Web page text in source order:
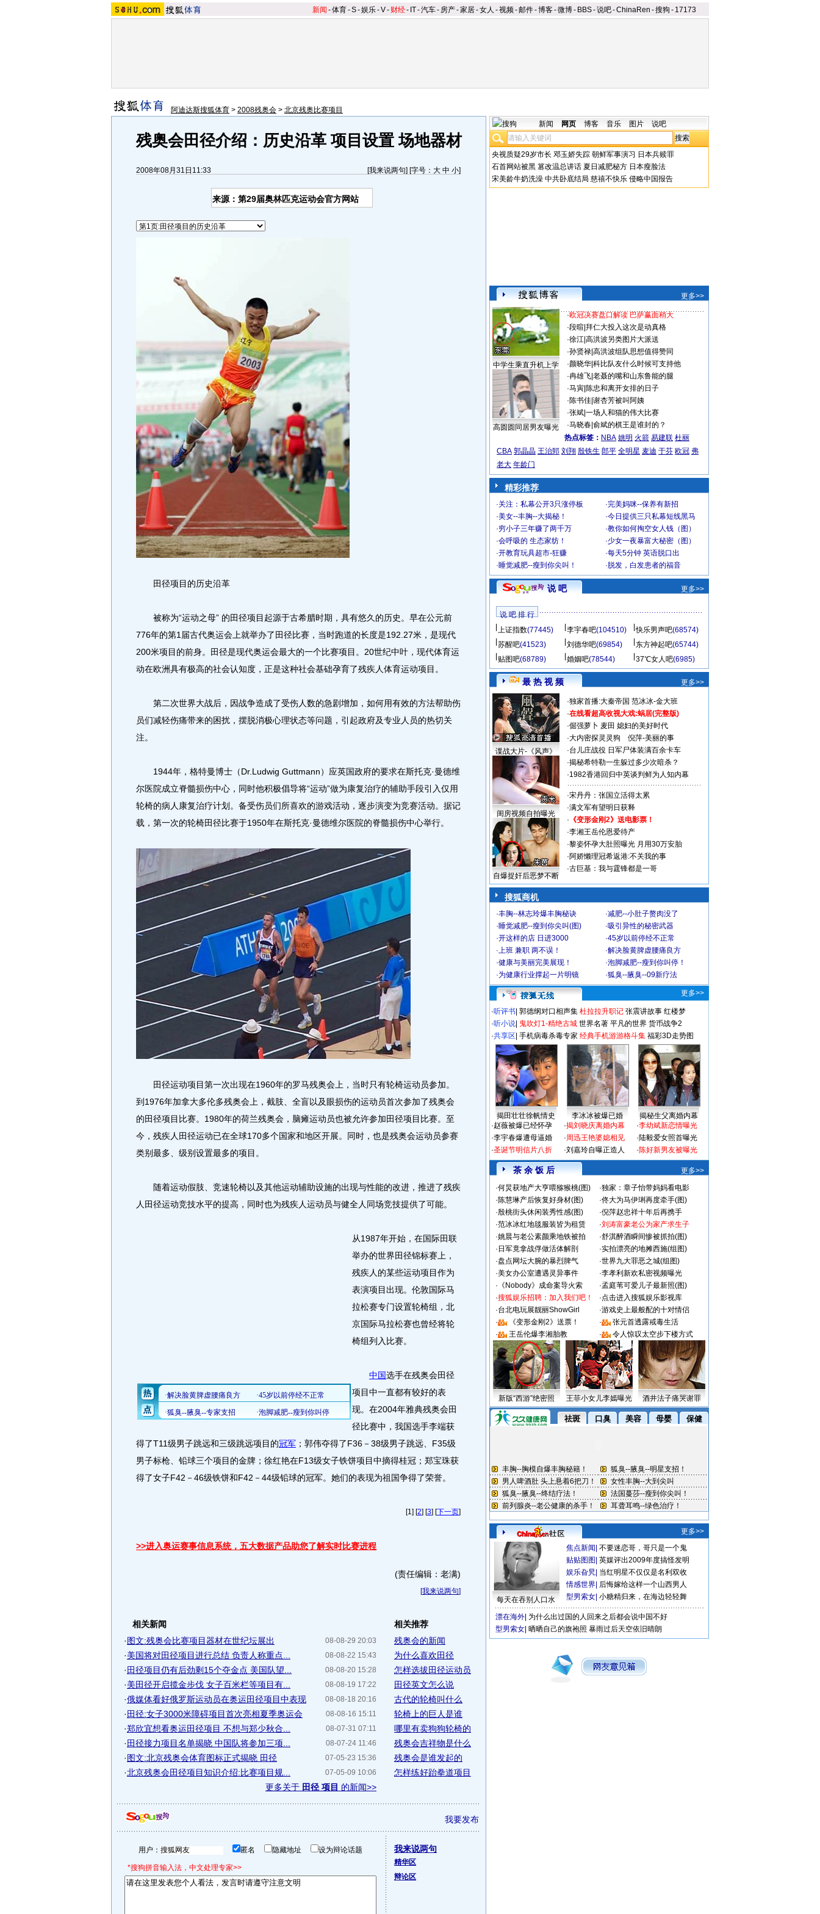
新闻 -体育-S-娱乐-V- 财经- IT-汽车- 房产-家居-女人 -视频-邮件-博客-微博- BBS-说吧-ChinaRen -搜狗 - 17173
阿迪达斯搜狐体育 > 2008残奥会 > 北京残奥比赛项目
残奥会田径介绍：历史沿革 项目设置 场地器材
2008年08月31日11:33 [我来说两句] [字号： 大 中 小]
来源：第29届奥林匹克运动会官方网站
田径项目的历史沿革
被称为“运动之母” 的田径项目起源于古希腊时期，具有悠久的历史。早在公元前
776年的第1届古代奥运会上就举办了田径比赛，当时跑道的长度是192.27米，是现代
200米项目的前身。田径是现代奥运会最大的一个比赛项目。20世纪中叶，现代体育运
动在欧洲具有极高的社会认知度，正是这种社会基础孕育了残疾人体育运动项目。
第二次世界大战后，因战争造成了受伤人数的急剧增加，如何用有效的方法帮助伤
员们减轻伤痛带来的困扰，摆脱消极心理状态等问题，引起政府及专业人员的热切关
注。
1944年，格特曼博士（Dr.Ludwig Guttmann）应英国政府的要求在斯托克·曼德维
尔医院成立脊髓损伤中心，同时他积极倡导将“运动”做为康复治疗的辅助手段引入仅用
轮椅的病人康复治疗计划。备受伤员们所喜欢的游戏活动，逐步演变为竞赛活动。据记
载，第一次的轮椅田径比赛于1950年在斯托克·曼德维尔医院的脊髓损伤中心举行。
田径运动项目第一次出现在1960年的罗马残奥会上，当时只有轮椅运动员参加。
到1976年加拿大多伦多残奥会上，截肢、全盲以及眼损伤的运动员首次参加了残奥会
的田径项目比赛。1980年的荷兰残奥会，脑瘫运动员也被允许参加田径项目比赛。至
今，残疾人田径运动已在全球170多个国家和地区开展。同时，也是残奥会运动员参赛
类别最多、级别设置最多的项目。
随着运动假肢、竞速轮椅以及其他运动辅助设施的出现与性能的改进，推进了残疾
人田径运动竞技水平的提高，同时也为残疾人运动员与健全人同场竞技提供了可能。
从1987年开始，在国际田联
举办的世界田径锦标赛上，
残疾人的某些运动项目作为
表演项目出现。伦敦国际马
拉松赛专门设置轮椅组，北
京国际马拉松赛也曾经将轮
椅组列入比赛。
中国选手在残奥会田径
项目中一直都有较好的表
现。在2004年雅典残奥会田
径比赛中，我国选手李端获
得了T11级男子跳远和三级跳远项目的冠军 ；郭伟夺得了F36－38级男子跳远、F35级
男子标枪、铅球三个项目的金牌；徐红艳在F13级女子铁饼项目中摘得桂冠；郑宝珠获
得了女子F42－46级铁饼和F42－44级铅球的冠军。她们的表现为祖国争得了荣誉。
[1] [2] [3] [下一页]
>>进入奥运赛事信息系统，五大数据产品助您了解实时比赛进程
(责任编辑：老满)
[我来说两句]
相关新闻
08-08-29 20:03
·图文:残奥会比赛项目器材在世纪坛展出
08-08-22 15:43
·美国将对田径项目进行总结 负责人称重点...
08-08-20 15:28
· 田径项目仍有后劲剩15个夺金点 美国队望...
08-08-19 17:22
·美田径开启揽金步伐 女子百米栏等项目有...
08-08-18 20:16
·俄媒体看好俄罗斯运动员在奥运田径项目中表现
08-08-16 15:11
· 田径:女子3000米障碍项目首次亮相夏季奥运会
08-07-31 07:11
·郑欣宜想看奥运田径项目 不想与郑少秋合...
08-07-24 11:46
· 田径接力项目名单揭晓 中国队将参加三项...
07-05-23 15:36
·图文:北京残奥会体育图标正式揭晓 田径
07-05-09 10:06
·北京残奥会田径项目知识介绍:比赛项目规...
更多关于 田径 项目 的新闻>>
相关推荐
残奥会的新闻
为什么喜欢田径
怎样选拔田径运动员
田径英文怎么说
古代的轮椅叫什么
轮椅上的巨人是谁
哪里有卖狗狗轮椅的
残奥会吉祥物是什么
残奥会是谁发起的
怎样练好跆拳道项目
我要发布
用户： 匿名 隐藏地址 设为辩论话题
*搜狗拼音输入法，中文处理专家>>
我来说两句
精华区
辩论区
新闻 网页 博客 音乐 图片 说吧
央视质疑29岁市长 邓玉娇失踪 朝鲜军事演习 日本兵赎罪
石首网站被黑 篡改温总讲话 夏日减肥秘方 日本瘦脸法
宋美龄牛奶洗澡 中共卧底结局 慈禧不快乐 侵略中国报告
更多>>
中学生乘直升机上学
高圆圆同居男友曝光
·欧冠决赛盘口解读 巴萨赢面稍大
·段暄 拜仁大投入这次是动真格
·徐江| 高洪波另类图片大派送
·孙贤禄| 高洪波组队思想值得赞同
·颜晓华| 科比队友什么时候可支持他
·冉雄飞| 老聂的嘴和山东鲁能的腿
·马寅| 陈忠和离开女排的日子
·陈书佳| 谢杏芳被叫阿姨
·张斌| 一场人和猫的伟大比赛
·马晓春| 俞斌的棋王是谁封的？
热点标签： NBA 姚明 火箭 易建联 杜丽
CBA 郭晶晶 王治郅 刘翔 殷铁生 郎平 全明星 麦迪 于芬 欧冠 弗
老大 年龄门
精彩推荐
·关注：私幕公开3只涨停板 ·完美妈咪--保养有新招
·美女--丰胸--大揭秘！ ·今日提供三只私幕短线黑马
·穷小子三年赚了两千万 ·教你如何掏空女人钱（图）
·会呼吸的 生态家纺！ ·少女一夜暴富大秘密（图）
·开教育玩具超市-狂赚 ·每天5分钟 英语脱口出
·睡觉减肥--瘦到你尖叫！ · 脱发，白发患者的福音
说 吧 更多>>
说 吧 排 行
上证指数(77445) 李宇春吧(104510) 快乐男声吧(68574)
苏醒吧(41523) 刘德华吧(69854) 东方神起吧(65744)
贴图吧(68789) 婚姻吧(78544) 37℃女人吧(6985)
最 热 视 频 更多>>
谍战大片-《风声》
闺房视频自拍曝光
自爆捉奸后恶梦不断
·独家首播:大秦帝国 范冰冰-金大班
·在线看超高收视大戏:蜗居(完整版)
·倔强萝卜 麦田 媳妇的美好时代
·大内密探灵灵狗
倪萍-美丽的事
·台儿庄战役 日军尸体装满百余卡车
·揭秘希特勒一生躲过多少次暗杀？
·1982香港回归中英谈判鲜为人知内幕
·宋丹丹：张国立活得太累
·满文军有望明日获释
· 《变形金刚2》送电影票！
·李湘王岳伦恩爱待产
·黎姿怀孕大肚照曝光 月用30万安胎
·阿娇懒理冠希返港:不关我的事
·古巨基：我与霆锋都是一哥
搜狐商机
·丰胸--林志玲爆丰胸秘诀 ·减肥--小肚子赘肉没了
·睡觉减肥--瘦到你尖叫(图) ·吸引异性的秘密武器
·开这样的店 日进3000 ·45岁以前停经不正常
·上班 兼职 两不误！ ·解决脸黄脾虚腰痛良方
·健康与美丽完美展现！ ·泡脚减肥--瘦到你叫停！
·为健康行业撑起一片明镜 ·狐臭--腋臭--09新疗法
更多>>
·听评书 郭德纲对口相声集 杜拉拉升职记 张震讲故事 红楼梦
·听小说 鬼吹灯1-精绝古城 世界名著 平凡的世界 货币战争2
·共享区 手机病毒杀毒专家 经典手机游游格斗集 福彩3D走势图
揭田壮壮徐帆情史 李冰冰被爆已婚
揭秘生父离婚内幕
·赵薇被爆已经怀孕
·李宇春爆遭母逼婚
·圣诞节明信片八折
·揭刘晓庆离婚内幕
·周迅王艳婆媳相见
·刘嘉玲自曝正造人
·李幼斌新恋情曝光
·陆毅爱女照首曝光
·陈好新男友被曝光
茶 余 饭 后
更多>>
·何炅获地产大亨喂猕猴桃(图) ·独家：章子怡带妈妈看电影
·陈慧琳产后恢复好身材(图) ·佟大为马伊琍再度牵手(图)
·殷桃街头休闲装秀性感(图) ·倪萍赵忠祥十年后再携手
·范冰冰红地毯服装皆为租赁 ·刘涛富豪老公为家产求生子
·姚晨与老公素颜乘地铁被拍 ·舒淇醉酒瞬间惨被抓拍(图)
· 日军竟拿战俘做活体解剖 ·实拍漂亮的地摊西施(组图)
·盘点网坛大腕的暴烈脾气 ·世界九大罪恶之城(组图)
·美女办公室遭遇灵异事件 ·李孝利新欢私密视频曝光
· 《Nobody》成命案导火索 ·孟庭苇可爱儿子最新照(图)
·搜狐娱乐招聘：加入我们吧！ ·点击进入搜狐娱乐影视库
·台北电玩展靓丽ShowGirl ·游戏史上最般配的十对情侣
·
《变形金刚2》送票！ ·
张元首透露戒毒生活
·
王岳伦爆李湘胎教 · 令人惊叹太空步下楼方式
新版“西游”绝密照 王菲小女儿李嫣曝光 酒井法子痛哭谢罪
更多>>
每天在吞别人口水
焦点新闻 不要迷恋哥，哥只是一个鬼
贴贴图图 英媒评出2009年度搞怪发明
娱乐旮旯 当红明星不仅仅是名利双收
情感世界 后悔嫁给这样一个山西男人
型男索女 小糖精归来，在海边轻轻舞
漂在海外 为什么出过国的人回来之后都会说中国不好
型男索女 晒晒自己的旗袍照 暴雨过后天空依旧晴朗